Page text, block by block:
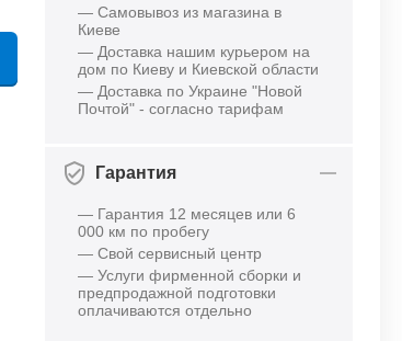
— Самовывоз из магазина в
Киеве
— Доставка нашим курьером на
дом по Киеву и Киевской области
— Доставка по Украине "Новой
Почтой" - согласно тарифам
Гарантия
— Гарантия 12 месяцев или 6
000 км по пробегу
— Свой сервисный центр
— Услуги фирменной сборки и
предпродажной подготовки
оплачиваются отдельно